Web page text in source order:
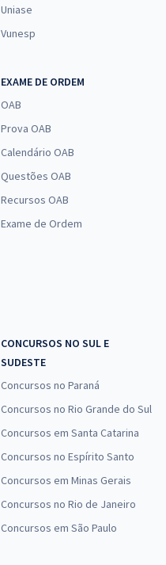
Uniase
Vunesp
EXAME DE ORDEM
OAB
Prova OAB
Calendário OAB
Questões OAB
Recursos OAB
Exame de Ordem
CONCURSOS NO SUL E
SUDESTE
Concursos no Paraná
Concursos no Rio Grande do Sul
Concursos em Santa Catarina
Concursos no Espírito Santo
Concursos em Minas Gerais
Concursos no Rio de Janeiro
Concursos em São Paulo